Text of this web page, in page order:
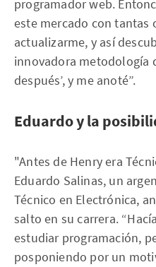
programador web.
este mercado con tantas
actualizarme, y así
innovadora metodología
después’, y me anoté”.
Eduardo y la
"Antes de Henry era
Eduardo Salinas, un
Técnico en Electrónica,
salto en su carrera.
estudiar programación,
posponiendo por un